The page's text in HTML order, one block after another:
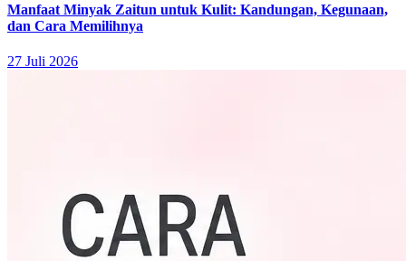
Manfaat Minyak Zaitun untuk Kulit: Kandungan, Kegunaan,
dan Cara Memilihnya
27 Juli 2026